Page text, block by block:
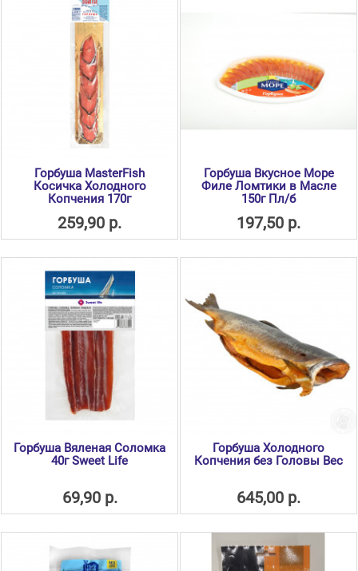
Горбуша MasterFish
Косичка Холодного
Копчения 170г
259,90 р.
Горбуша Вкусное Море
Филе Ломтики в Масле
150г Пл/б
197,50 р.
Горбуша Вяленая Соломка
40г Sweet Life
69,90 р.
Горбуша Холодного
Копчения без Головы Вес
645,00 р.